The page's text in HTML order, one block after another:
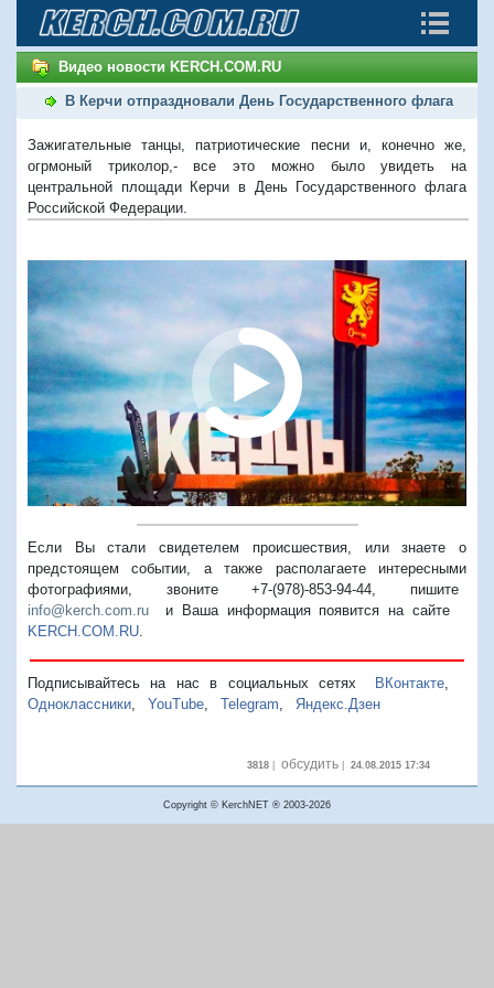
Видео новости KERCH.COM.RU
В Керчи отпраздновали День Государственного флага
Зажигательные танцы, патриотические песни и, конечно же,
огрмоный триколор,- все это можно было увидеть на
центральной площади Керчи в День Государственного флага
Российской Федерации.
Если Вы стали свидетелем происшествия, или знаете о
предстоящем событии, а также располагаете интересными
фотографиями, звоните +7-(978)-853-94-44, пишите
info@kerch.com.ru и Ваша информация появится на сайте
KERCH.COM.RU
Подписывайтесь на нас в социальных сетях ВКонтакте,
Одноклассники
YouTube Telegram Яндекс.Дзен
3818| обсудить| 24.08.2015 17:34
Copyright © KerchNET ® 2003-2026